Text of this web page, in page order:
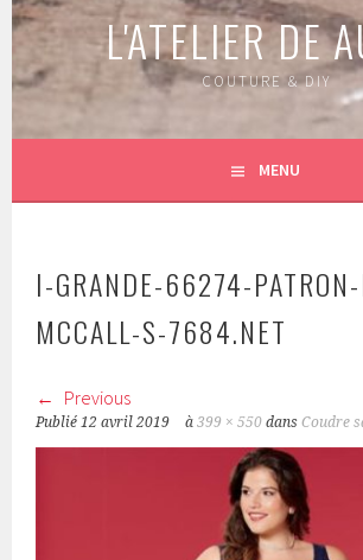
L'ATELIER DE
COUTURE & DIY
MENU
I-GRANDE-66274-
MCCALL-S-7684.NET
Previous
Publié12 avril 2019 à399 × 550 dansCoudre